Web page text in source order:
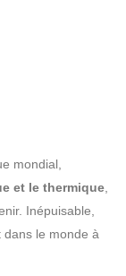
mondial,
et le thermique
Inépuisable,
dans le monde à